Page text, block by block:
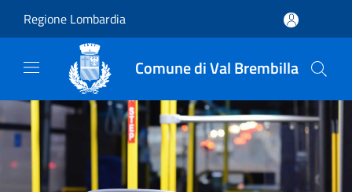
Regione Lombardia
Comune di Val Brembilla